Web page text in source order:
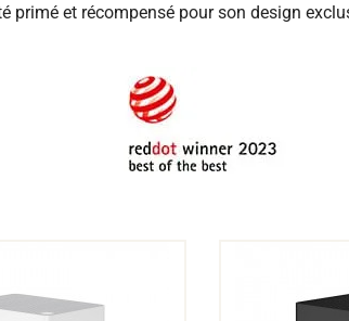
primé et récompensé pour son design